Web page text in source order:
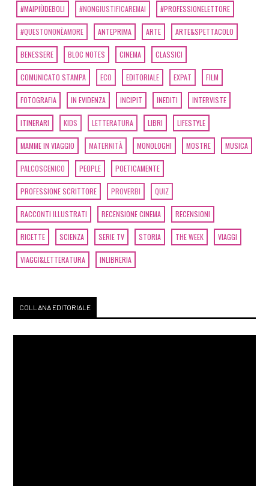
#MAIPIÙDEBOLI #NONGIUSTIFICAREMAI #PROFESSIONELETTORE
#QUESTONONÈAMORE ANTEPRIMA ARTE ARTE&SPETTACOLO
BENESSERE BLOC NOTES CINEMA CLASSICI
COMUNICATO STAMPA ECO EDITORIALE EXPAT FILM
FOTOGRAFIA IN EVIDENZA INCIPIT INEDITI INTERVISTE
ITINERARI KIDS LETTERATURA LIBRI LIFESTYLE
MAMME IN VIAGGIO MATERNITÀ MONOLOGHI MOSTRE MUSICA
PALCOSCENICO PEOPLE POETICAMENTE
PROFESSIONE SCRITTORE PROVERBI QUIZ
RACCONTI ILLUSTRATI RECENSIONE CINEMA RECENSIONI
RICETTE SCIENZA SERIE TV STORIA THE WEEK VIAGGI
VIAGGI&LETTERATURA INLIBRERIA
COLLANA EDITORIALE